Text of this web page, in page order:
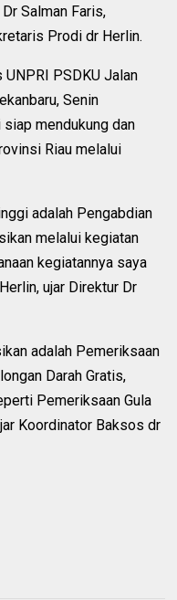
Salman Faris,
Prodi dr Herlin.
PSDKU Jalan
Senin
mendukung dan
Riau melalui
adalah Pengabdian
melalui kegiatan
kegiatannya saya
ujar Direktur Dr
adalah Pemeriksaan
Darah Gratis,
Pemeriksaan Gula
Koordinator Baksos dr